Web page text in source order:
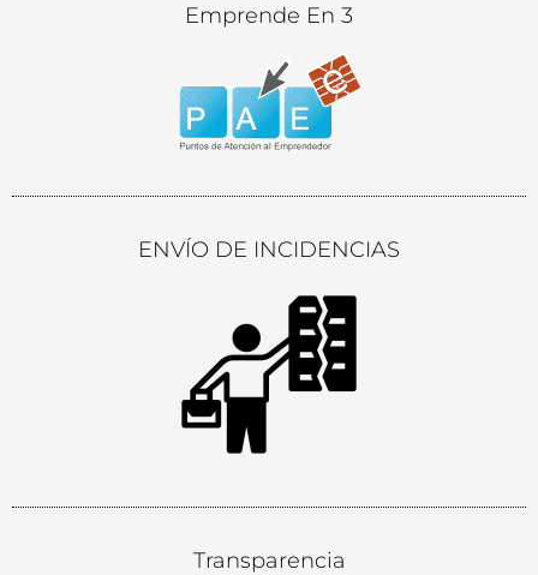
Emprende En 3
ENVÍO DE INCIDENCIAS
Transparencia